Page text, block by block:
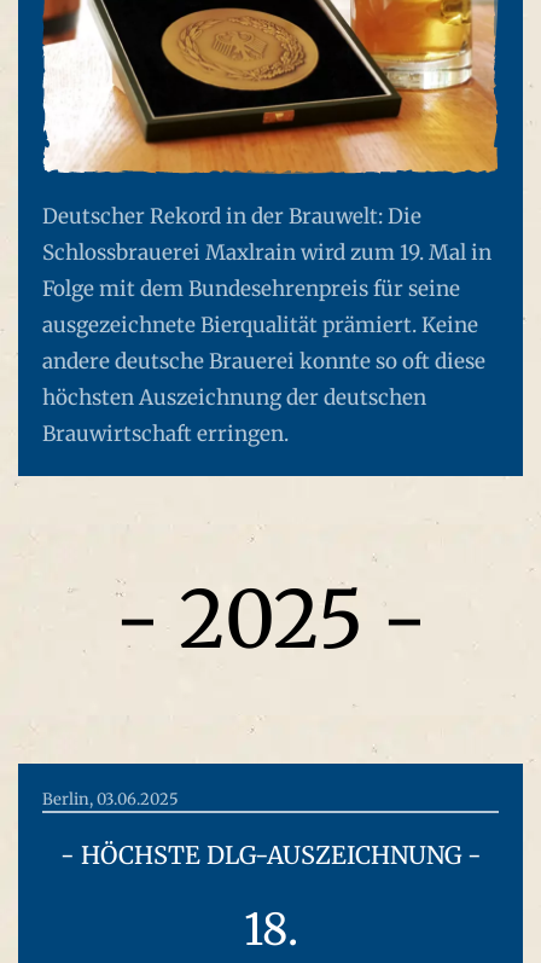
Deutscher Rekord in der Brauwelt: Die
Schlossbrauerei Maxlrain wird zum 19. Mal in
Folge mit dem Bundesehrenpreis für seine
ausgezeichnete Bierqualität prämiert. Keine
andere deutsche Brauerei konnte so oft diese
höchsten Auszeichnung der deutschen
Brauwirtschaft erringen.
- 2025 -
Berlin, 03.06.2025
- HÖCHSTE DLG-AUSZEICHNUNG -
18.